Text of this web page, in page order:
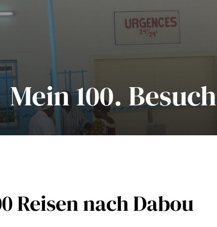
Mein 100. Besuch
Reisen nach Dabou